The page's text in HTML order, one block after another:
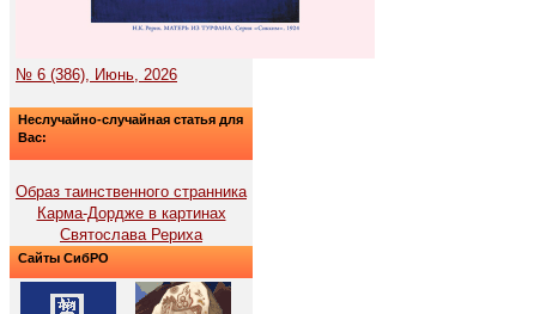
№ 6 (386), Июнь, 2026
Неслучайно-случайная статья для
Вас:
Образ таинственного странника
Карма-Дордже в картинах
Святослава Рериха
Сайты СибРО